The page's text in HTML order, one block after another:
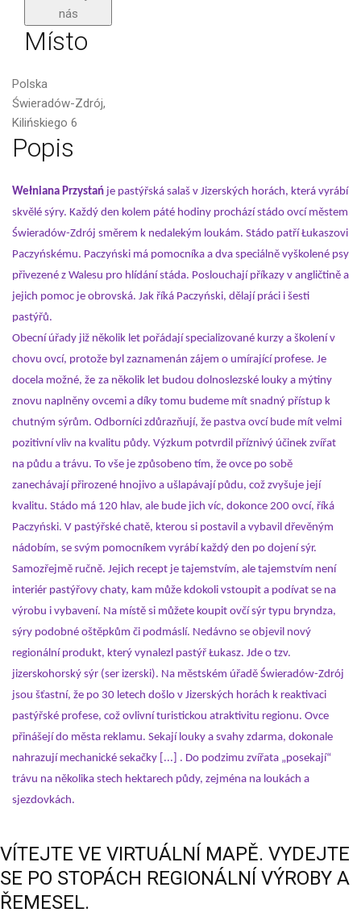
nás
Místo
Polska
Świeradów-Zdrój,
Kilińskiego 6
Popis
Wełniana Przystań je pastýřská salaš v Jizerských horách, která vyrábí
skvělé sýry. Každý den kolem páté hodiny prochází stádo ovcí městem
Świeradów-Zdrój směrem k nedalekým loukám. Stádo patří Łukaszovi
Paczyńskému. Paczyński má pomocníka a dva speciálně vyškolené psy
přivezené z Walesu pro hlídání stáda. Poslouchají příkazy v angličtině a
jejich pomoc je obrovská. Jak říká Paczyński, dělají práci i šesti
pastýřů.
Obecní úřady již několik let pořádají specializované kurzy a školení v
chovu ovcí, protože byl zaznamenán zájem o umírající profese. Je
docela možné, že za několik let budou dolnoslezské louky a mýtiny
znovu naplněny ovcemi a díky tomu budeme mít snadný přístup k
chutným sýrům. Odborníci zdůrazňují, že pastva ovcí bude mít velmi
pozitivní vliv na kvalitu půdy. Výzkum potvrdil příznivý účinek zvířat
na půdu a trávu. To vše je způsobeno tím, že ovce po sobě
zanechávají přirozené hnojivo a ušlapávají půdu, což zvyšuje její
kvalitu. Stádo má 120 hlav, ale bude jich víc, dokonce 200 ovcí, říká
Paczyński. V pastýřské chatě, kterou si postavil a vybavil dřevěným
nádobím, se svým pomocníkem vyrábí každý den po dojení sýr.
Samozřejmě ručně. Jejich recept je tajemstvím, ale tajemstvím není
interiér pastýřovy chaty, kam může kdokoli vstoupit a podívat se na
výrobu i vybavení. Na místě si můžete koupit ovčí sýr typu bryndza,
sýry podobné oštěpkům či podmáslí. Nedávno se objevil nový
regionální produkt, který vynalezl pastýř Łukasz. Jde o tzv.
jizerskohorský sýr (ser izerski). Na městském úřadě Świeradów-Zdrój
jsou šťastní, že po 30 letech došlo v Jizerských horách k reaktivaci
pastýřské profese, což ovlivní turistickou atraktivitu regionu. Ovce
přinášejí do města reklamu. Sekají louky a svahy zdarma, dokonale
nahrazují mechanické sekačky [...]
. Do podzimu zvířata „posekají“
trávu na několika stech hektarech půdy, zejména na loukách a
sjezdovkách.
VÍTEJTE VE VIRTUÁLNÍ MAPĚ. VYDEJTE
SE PO STOPÁCH REGIONÁLNÍ VÝROBY A
ŘEMESEL.